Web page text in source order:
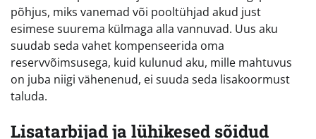
põhjus, miks vanemad või pooltühjad akud just
esimese suurema külmaga alla vannuvad. Uus aku
suudab seda vahet kompenseerida oma
reservvõimsusega, kuid kulunud aku, mille mahtuvus
on juba niigi vähenenud, ei suuda seda lisakoormust
taluda.
Lisatarbijad ja lühikesed sõidud